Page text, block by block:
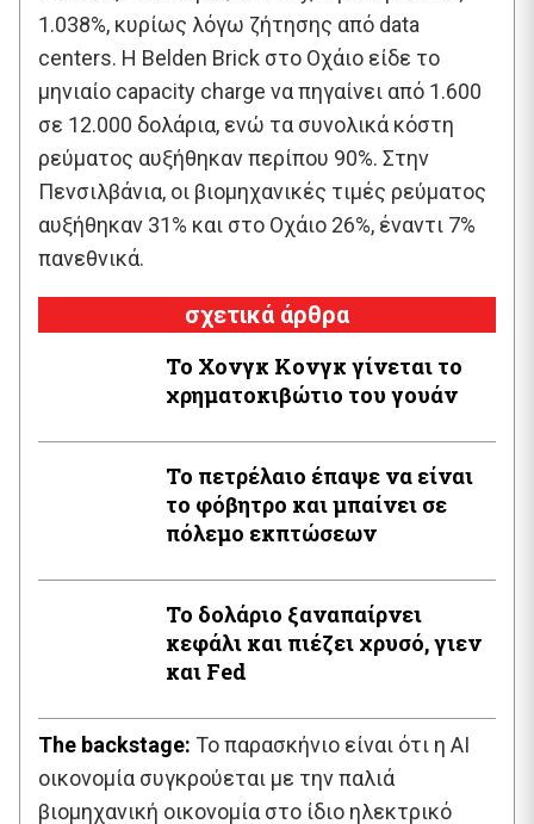
1.038%, κυρίως λόγω ζήτησης από data
centers. Η Belden Brick στο Οχάιο είδε το
μηνιαίο capacity charge να πηγαίνει από 1.600
σε 12.000 δολάρια, ενώ τα συνολικά κόστη
ρεύματος αυξήθηκαν περίπου 90%. Στην
Πενσιλβάνια, οι βιομηχανικές τιμές ρεύματος
αυξήθηκαν 31% και στο Οχάιο 26%, έναντι 7%
πανεθνικά.
σχετικά άρθρα
Το Χονγκ Κονγκ γίνεται το
χρηματοκιβώτιο του γουάν
Το πετρέλαιο έπαψε να είναι
το φόβητρο και μπαίνει σε
πόλεμο εκπτώσεων
Το δολάριο ξαναπαίρνει
κεφάλι και πιέζει χρυσό, γιεν
και Fed
The backstage: Το παρασκήνιο είναι ότι η AI
οικονομία συγκρούεται με την παλιά
βιομηχανική οικονομία στο ίδιο ηλεκτρικό